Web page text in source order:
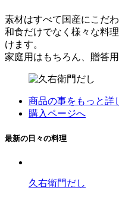
素材はすべて国産にこだ
和食だけでなく様々な料
けます。
家庭用はもちろん、贈答
商品の事をもっと詳
購入ページへ
最新の日々の料理
久右衛門だし